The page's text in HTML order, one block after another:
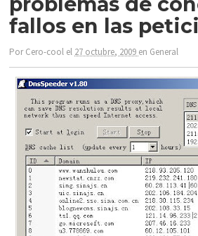
fallos en las
PorCero-cool el 27 octubre, 2009 en General